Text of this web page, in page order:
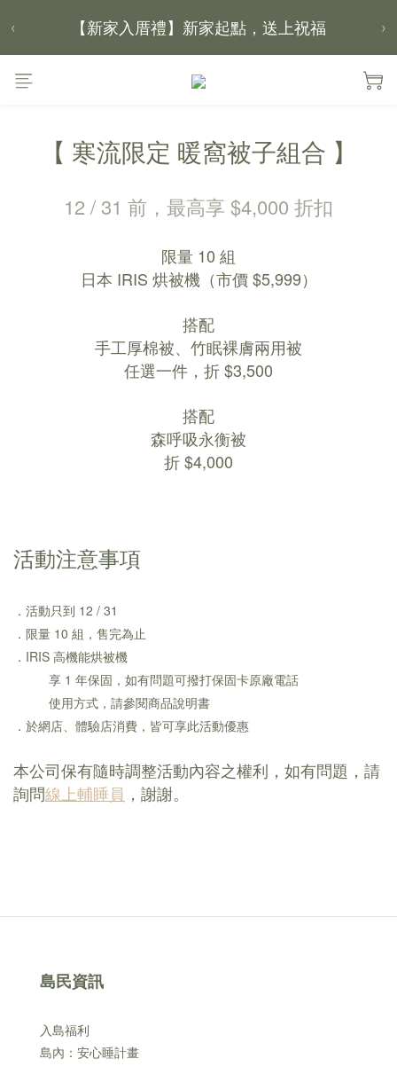
‹ ›
【 寒流限定 暖窩被子組合 】
12 / 31 前，最高享 $4,000 折扣
限量 10 組
日本 IRIS 烘被機（市價 $5,999）
搭配
手工厚棉被、竹眠裸膚兩用被
任選一件，折 $3,500
搭配
森呼吸永衡被
折 $4,000
活動注意事項
．活動只到 12 / 31
．限量 10 組，售完為止
．IRIS 高機能烘被機
享 1 年保固，如有問題可撥打保固卡原廠電話
使用方式，請參閱商品說明書
．於網店、體驗店消費，皆可享此活動優惠
本公司保有隨時調整活動內容之權利，如有問題，請
詢問線上輔睡員 ，謝謝。
島民資訊
入島福利
島內：安心睡計畫